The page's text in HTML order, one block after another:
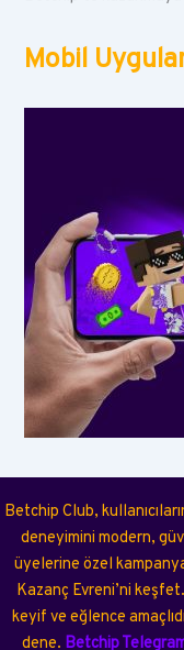
Mobil
Betchip Club,
deneyimini modern,
üyelerine özel
Kazanç Evreni’ni
keyif ve eğlence
dene. Betchip